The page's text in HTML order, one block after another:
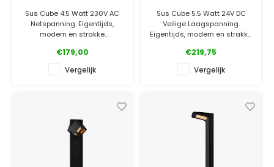
Sus Cube 4.5 Watt 230V AC
Netspanning. Eigentijds,
modern en strakke
de Cubes een uitgesproken
design.
€179,00
Vergelijk
Sus Cube 5.5 Watt 24V DC
Veilige Laagspanning.
Eigentijds, modern en strakke
de Cube een uitgesproken
design.
€219,75
Vergelijk